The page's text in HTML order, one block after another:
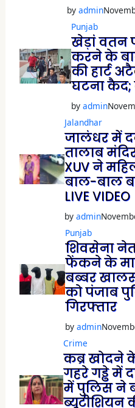
by admin
Punjab
खेड़ां वतन
करने के
की हार्ट
घटना कैद;
by admin
Jalandhar
जालंधर में
तालाब
XUV ने
बाल-बाल
LIVE VIDEO
by admin
Punjab
शिवसेना
फेंकने के
बब्बर
को पंजाब
गिरफ्तार
by admin
Crime
कब्र खोदने
गहरे गड्ढे में
में पुलिस ने
ब्यूटीशियन